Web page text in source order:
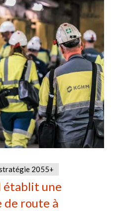
2055+
établit une
de route à